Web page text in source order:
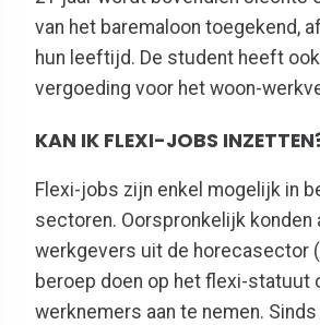
van het baremaloon toegekend,
hun leeftijd. De student heeft ook
vergoeding voor het woon-
KAN IK FLEXI-JOBS
Flexi-jobs zijn enkel mogelijk in
sectoren. Oorspronkelijk konden
werkgevers uit de horecasector
beroep doen op het flexi-statuut
werknemers aan te nemen.